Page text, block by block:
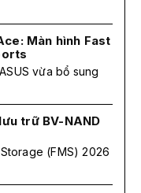
Màn hình Fast
vừa bổ sung
trữ BV-NAND
(FMS) 2026